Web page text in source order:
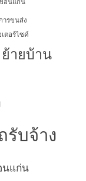
อนแก่น
ารขนส่ง
ตอร์ไซค์
ย้ายบ้าน
รับจ้าง
นแก่น